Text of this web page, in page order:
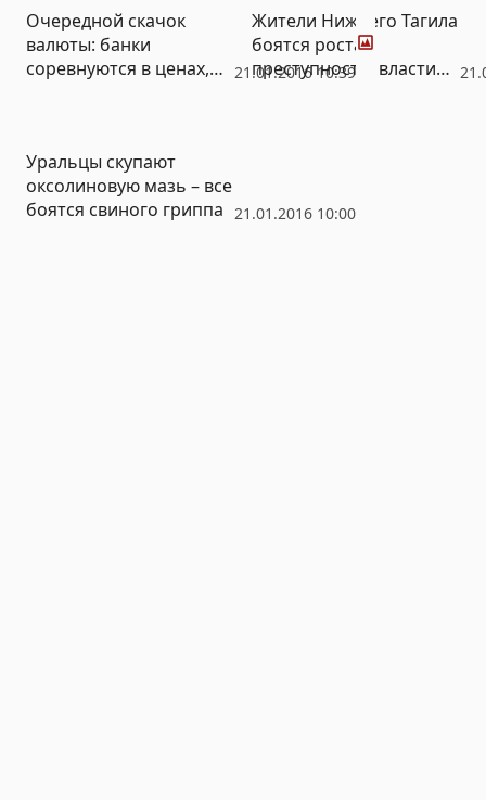
качество ремонта
зависит от случая
21.01.2016 10:39
Очередной скачок
валюты: банки
соревнуются в ценах,
Фото
Жители Нижнего Тагила
боятся роста
преступности: власти
21.01.2016 10:00
Уральцы скупают
оксолиновую мазь – все
боятся свиного гриппа